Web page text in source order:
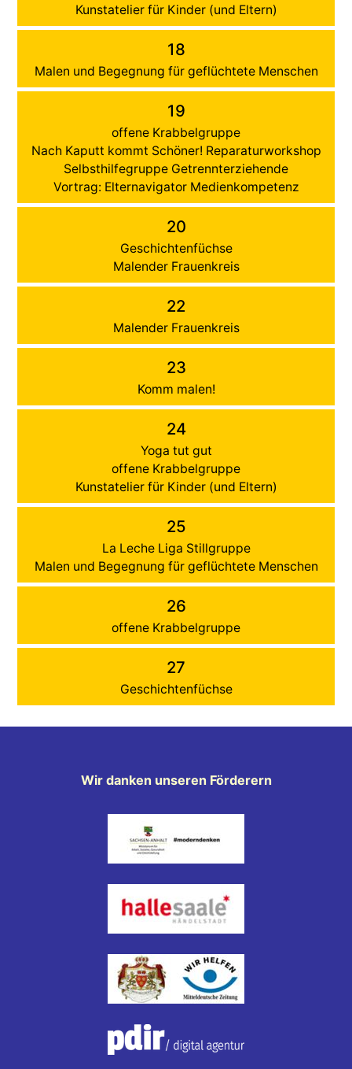
Kunstatelier für Kinder (und Eltern)
18
Malen und Begegnung für geflüchtete Menschen
19
offene Krabbelgruppe
Nach Kaputt kommt Schöner! Reparaturworkshop
Selbsthilfegruppe Getrennterziehende
Vortrag: Elternavigator Medienkompetenz
20
Geschichtenfüchse
Malender Frauenkreis
22
Malender Frauenkreis
23
Komm malen!
24
Yoga tut gut
offene Krabbelgruppe
Kunstatelier für Kinder (und Eltern)
25
La Leche Liga Stillgruppe
Malen und Begegnung für geflüchtete Menschen
26
offene Krabbelgruppe
27
Geschichtenfüchse
Wir danken unseren Förderern